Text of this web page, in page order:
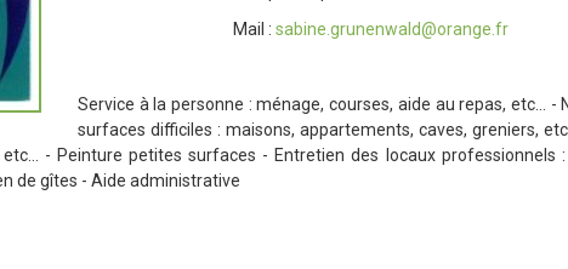
Mail :sabine.grunenwald@orange.fr
Service à la personne : ménage, courses, aide au repas, etc... -
surfaces difficiles : maisons, appartements, caves, greniers,
- Peinture petites surfaces - Entretien des locaux professionnels
de gîtes - Aide administrative